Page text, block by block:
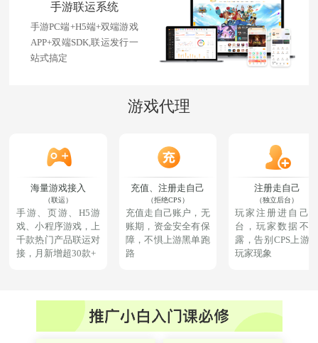
手游联运系统
手游PC端+H5端+双端游戏
APP+双端SDK,联运发行一
站式搞定
适合网页游戏联运、混
服、公会自立平台
游戏代理
海量游戏接入
（联运）
手游、页游、H5游
戏、小程序游戏，上
千款热门产品联运对
接，月新增超30款+
充值、注册走自己
（拒绝CPS）
充值走自己账户，无
账期，资金安全有保
障，不惧上游黑单跑
路
注册走自己
（独立后台）
玩家注册进自己
台，玩家数据不
露，告别CPS上游
玩家现象